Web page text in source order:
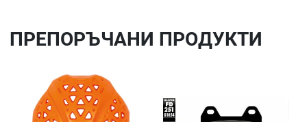
ПРЕПОРЪЧАНИ ПРОДУКТИ
Сравни продукт